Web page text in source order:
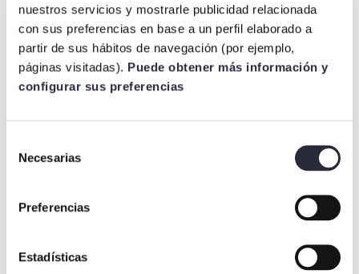
nuestros servicios y mostrarle publicidad relacionada
con sus preferencias en base a un perfil elaborado a
partir de sus hábitos de navegación (por ejemplo,
páginas visitadas). Puede obtener más información y
configurar sus preferencias
Necesarias
Preferencias
Estadísticas
TIEMPO
30-45′ por sesión